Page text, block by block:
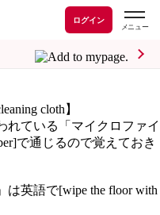
ログイン
cloth】
れている「マイクロファイ
で通じるので覚えておき
英語で[wipe the floor with